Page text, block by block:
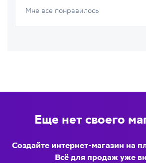
Мне все понравилось
Еще нет своего
Создайте интернет-магазин на
Всё для продаж уже